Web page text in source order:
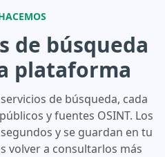
de búsqueda
plataforma
de búsqueda, cada
y fuentes OSINT. Los
y se guardan en tu
volver a consultarlos más